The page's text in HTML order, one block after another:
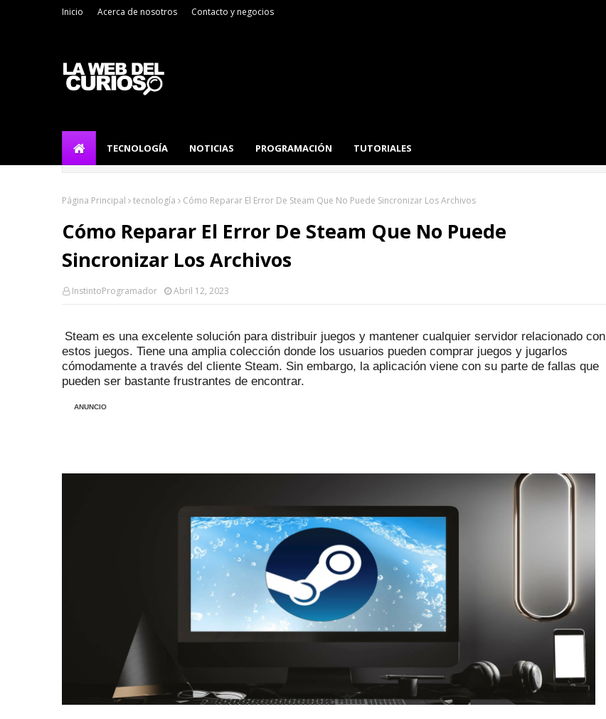
Inicio Acerca de nosotros Contacto y negocios
TECNOLOGÍA NOTICIAS PROGRAMACIÓN TUTORIALES
Página Principal tecnología Cómo Reparar El Error De Steam Que No Puede Sincronizar Los Archivos
Cómo Reparar El Error De Steam Que No Puede
Sincronizar Los Archivos
InstintoProgramador Abril 12, 2023
Steam es una excelente solución para distribuir juegos y mantener cualquier servidor relacionado con
estos juegos. Tiene una amplia colección donde los usuarios pueden comprar juegos y jugarlos
cómodamente a través del cliente Steam. Sin embargo, la aplicación viene con su parte de fallas que
pueden ser bastante frustrantes de encontrar.
ANUNCIO